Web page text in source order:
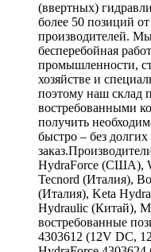
(ввертных)
более 50 позиций
производителей.
бесперебойная
промышленности,
хозяйстве и
поэтому наш склад
востребованными
получить
быстро – без
HydraForce (США),
Tecnord (Италия),
(Италия), Keta
Hydraulic (Китай),
востребованные
4303612 (12V DC,